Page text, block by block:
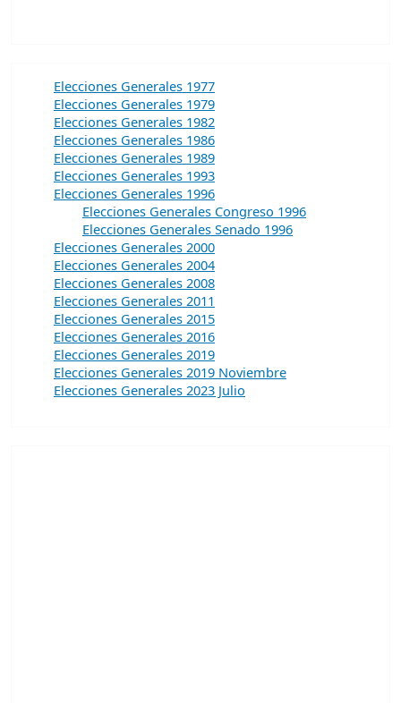
Elecciones Generales 1977
Elecciones Generales 1979
Elecciones Generales 1982
Elecciones Generales 1986
Elecciones Generales 1989
Elecciones Generales 1993
Elecciones Generales 1996
Elecciones Generales Congreso 1996
Elecciones Generales Senado 1996
Elecciones Generales 2000
Elecciones Generales 2004
Elecciones Generales 2008
Elecciones Generales 2011
Elecciones Generales 2015
Elecciones Generales 2016
Elecciones Generales 2019
Elecciones Generales 2019 Noviembre
Elecciones Generales 2023 Julio